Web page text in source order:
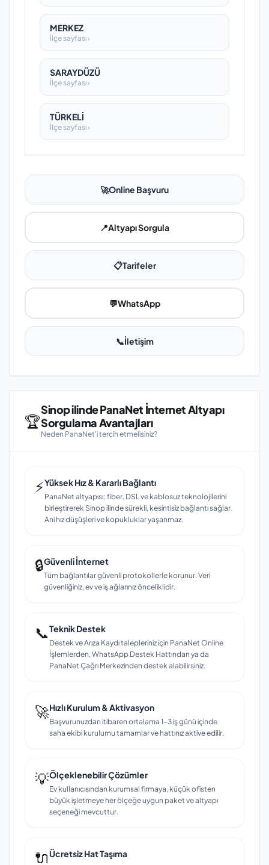
MERKEZ
İlçe sayfası ›
SARAYDÜZÜ
İlçe sayfası ›
TÜRKELİ
İlçe sayfası ›
🚀Online Başvuru
📍Altyapı Sorgula
📋Tarifeler
💬WhatsApp
📞İletişim
🏆
Sinop ilinde PanaNet İnternet Altyapı
Sorgulama Avantajları
Neden PanaNet'i tercih etmelisiniz?
⚡Yüksek Hız & Kararlı Bağlantı
PanaNet altyapısı; fiber, DSL ve kablosuz teknolojilerini
birleştirerek Sinop ilinde sürekli, kesintisiz bağlantı sağlar.
Ani hız düşüşleri ve kopukluklar yaşanmaz.
🔒Güvenli İnternet
Tüm bağlantılar güvenli protokollerle korunur. Veri
güvenliğiniz, ev ve iş ağlarınız önceliklidir.
📞Teknik Destek
Destek ve Arıza Kaydı talepleriniz için PanaNet Online
İşlemlerden, WhatsApp Destek Hattından ya da
PanaNet Çağrı Merkezinden destek alabilirsiniz.
🚀Hızlı Kurulum & Aktivasyon
Başvurunuzdan itibaren ortalama 1–3 iş günü içinde
saha ekibi kurulumu tamamlar ve hattınız aktive edilir.
💡Ölçeklenebilir Çözümler
Ev kullanıcısından kurumsal firmaya, küçük ofisten
büyük işletmeye her ölçeğe uygun paket ve altyapı
seçeneği mevcuttur.
🔌Ücretsiz Hat Taşıma